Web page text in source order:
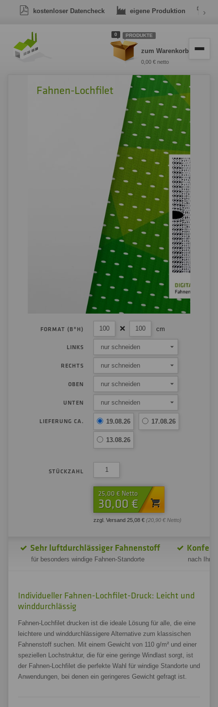
kostenloser Datencheck eigene Produktion ›
0 PRODUKTE
zum Warenkorb
0,00 € netto
Fahnen-Lochfilet
FORMAT (B*H) cm
LINKS nur schneiden
RECHTS nur schneiden
OBEN nur schneiden
UNTEN nur schneiden
LIEFERUNG CA. 19.08.26 17.08.26
13.08.26
STÜCKZAHL
25,00 € Netto
30,00 €
zzgl. Versand 25,08 € (20,90 € Netto)
Sehr luftdurchlässiger Fahnenstoff
für besonders windige Fahnen-Standorte nach
Individueller Fahnen-Lochfilet-Druck: Leicht und
winddurchlässig
Fahnen-Lochfilet drucken ist die ideale Lösung für alle, die eine
leichtere und winddurchlässigere Alternative zum klassischen
Fahnenstoff suchen. Mit einem Gewicht von 110 g/m² und einer
speziellen Lochstruktur, die für eine geringe Windlast sorgt, ist
der Fahnen-Lochfilet die perfekte Wahl für windige Standorte und
Anwendungen, bei denen ein geringeres Gewicht gefragt ist.